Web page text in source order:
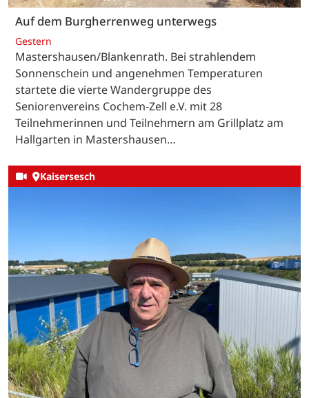
Auf dem Burgherrenweg unterwegs
Gestern
Mastershausen/Blankenrath. Bei strahlendem
Sonnenschein und angenehmen Temperaturen
startete die vierte Wandergruppe des
Seniorenvereins Cochem-Zell e.V. mit 28
Teilnehmerinnen und Teilnehmern am Grillplatz am
Hallgarten in Mastershausen…
Kaisersesch